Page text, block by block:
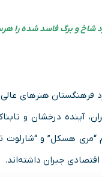
شاخ و برگ فاسد شده را
در آمریکا به نگارگری پرداخت و در
آینده‌ درخشان و
هسکل” و “شارلوت
جبران داشته‌اند.